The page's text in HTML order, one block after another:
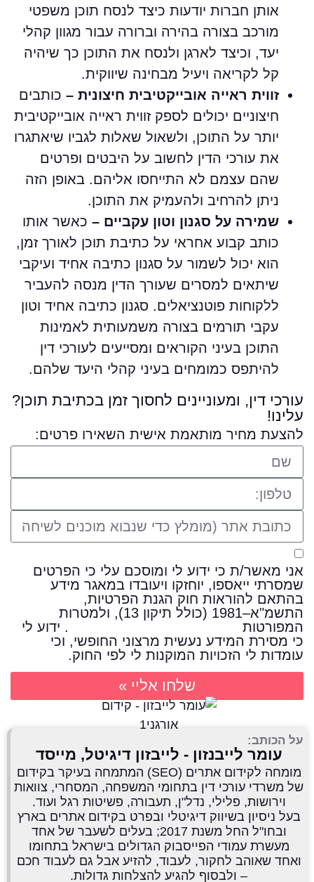
אותן חברות יודעות כיצד לנסח תוכן משפטי
מורכב בצורה בהירה וברורה עבור מגוון קהלי
יעד, וכיצד לארגן ולנסח את התוכן כך שיהיה
קל לקריאה ויעיל מבחינה שיווקית.
זווית ראייה אובייקטיבית חיצונית –כותבים
חיצוניים יכולים לספק זווית ראייה אובייקטיבית
יותר על התוכן, ולשאול שאלות לגביו שיאתגרו
את עורכי הדין לחשוב על היבטים ופרטים
שהם עצמם לא התייחסו אליהם. באופן הזה
ניתן להרחיב ולהעמיק את התוכן.
שמירה על סגנון וטון עקביים –כאשר אותו
כותב קבוע אחראי על כתיבת תוכן לאורך זמן,
הוא יכול לשמור על סגנון כתיבה אחיד ועיקבי
שיתאים למסרים שעורך הדין מנסה להעביר
ללקוחות פוטנציאלים. סגנון כתיבה אחיד וטון
עקבי תורמים בצורה משמעותית לאמינות
התוכן בעיני הקוראים ומסייעים לעורכי דין
להיתפס כמומחים בעיני קהלי היעד שלהם.
עורכי דין, ומעוניינים לחסוך זמן בכתיבת תוכן?
עלינו!
להצעת מחיר מותאמת אישית השאירו פרטים:
אני מאשר/ת כי ידוע לי ומוסכם עלי כי הפרטים
שמסרתי ייאספו, יוחזקו ויעובדו במאגר מידע
בהתאם להוראות חוק הגנת הפרטיות,
התשמ"א–1981 (כולל תיקון 13), ולמטרות
המפורטותבמדיניות הפרטיות של האתר
. ידוע לי
כי מסירת המידע נעשית מרצוני החופשי, וכי
עומדות לי הזכויות המוקנות לי לפי החוק.
שלחו אליי »
על הכותב:
עומר לייבנזון - לייבזון דיגיטל, מייסד
מומחה לקידום אתרים (SEO) המתמחה בעיקר בקידום
של משרדי עורכי דין בתחומי המשפחה, המסחרי, צוואות
וירושות, פלילי, נדל"ן, תעבורה, פשיטות רגל ועוד.
בעל ניסיון בשיווק דיגיטלי ובפרט בקידום אתרים בארץ
ובחו"ל החל משנת 2017; בעלים לשעבר של אחד
מעשרת עמודי הפייסבוק הגדולים בישראל בתחומו
ואחד שאוהב לחקור, לעבוד, להזיע אבל גם לעבוד חכם
– ולבסוף להגיע להצלחות גדולות.